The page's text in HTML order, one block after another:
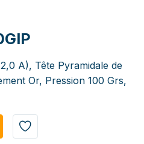
A), Tête Pyramidale de
Or, Pression 100 Grs,